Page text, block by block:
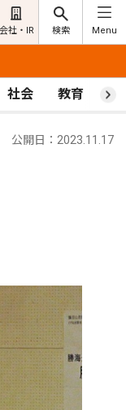
会社・IR 検索 Menu
社会 教育 ス
公開日：2023.11.17